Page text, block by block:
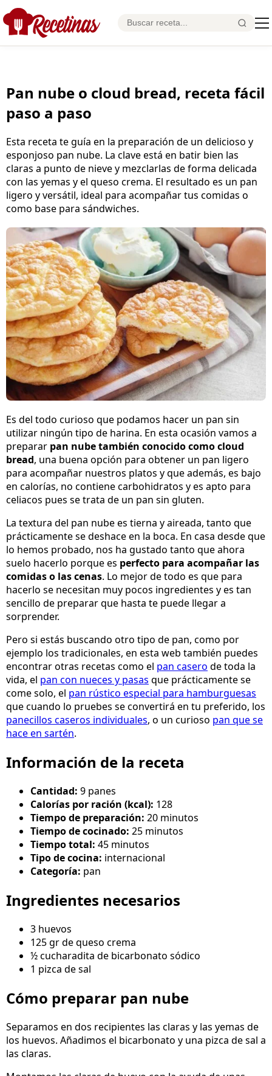
Pan nube o cloud bread, receta fácil
paso a paso
Esta receta te guía en la preparación de un delicioso y
esponjoso pan nube. La clave está en batir bien las
claras a punto de nieve y mezclarlas de forma delicada
con las yemas y el queso crema. El resultado es un pan
ligero y versátil, ideal para acompañar tus comidas o
como base para sándwiches.
Es del todo curioso que podamos hacer un pan sin
utilizar ningún tipo de harina. En esta ocasión vamos a
preparar pan nube también conocido como cloud
bread, una buena opción para obtener un pan ligero
para acompañar nuestros platos y que además, es bajo
en calorías, no contiene carbohidratos y es apto para
celiacos pues se trata de un pan sin gluten.
La textura del pan nube es tierna y aireada, tanto que
prácticamente se deshace en la boca. En casa desde que
lo hemos probado, nos ha gustado tanto que ahora
suelo hacerlo porque es perfecto para acompañar las
comidas o las cenas. Lo mejor de todo es que para
hacerlo se necesitan muy pocos ingredientes y es tan
sencillo de preparar que hasta te puede llegar a
sorprender.
Pero si estás buscando otro tipo de pan, como por
ejemplo los tradicionales, en esta web también puedes
encontrar otras recetas como el pan casero de toda la
vida, el pan con nueces y pasas que prácticamente se
come solo, el pan rústico especial para hamburguesas
que cuando lo pruebes se convertirá en tu preferido, los
panecillos caseros individuales, o un curioso pan que se
hace en sartén.
Información de la receta
Cantidad: 9 panes
Calorías por ración (kcal): 128
Tiempo de preparación: 20 minutos
Tiempo de cocinado: 25 minutos
Tiempo total: 45 minutos
Tipo de cocina: internacional
Categoría: pan
Ingredientes necesarios
3 huevos
125 gr de queso crema
½ cucharadita de bicarbonato sódico
1 pizca de sal
Cómo preparar pan nube
Separamos en dos recipientes las claras y las yemas de
los huevos. Añadimos el bicarbonato y una pizca de sal a
las claras.